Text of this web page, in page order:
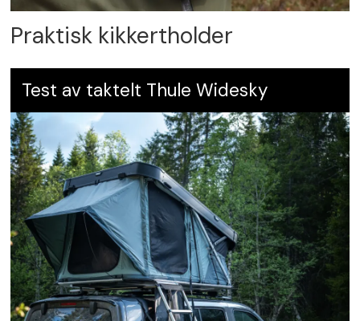
Praktisk kikkertholder
Test av taktelt Thule Widesky